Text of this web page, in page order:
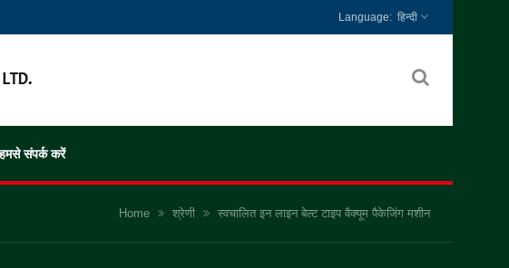
हिन्दी
संपर्क करें
Home श्रेणी स्वचालित इन लाइन बेल्ट टाइप वैक्यूम पैकेजिंग मशीन